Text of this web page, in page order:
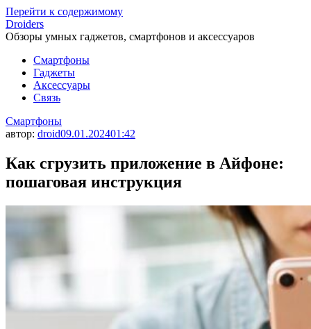
Перейти к содержимому
Droiders
Обзоры умных гаджетов, смартфонов и аксессуаров
Смартфоны
Гаджеты
Аксессуары
Связь
Смартфоны
автор: droid09.01.202401:42
Как сгрузить приложение в Айфоне:
пошаговая инструкция